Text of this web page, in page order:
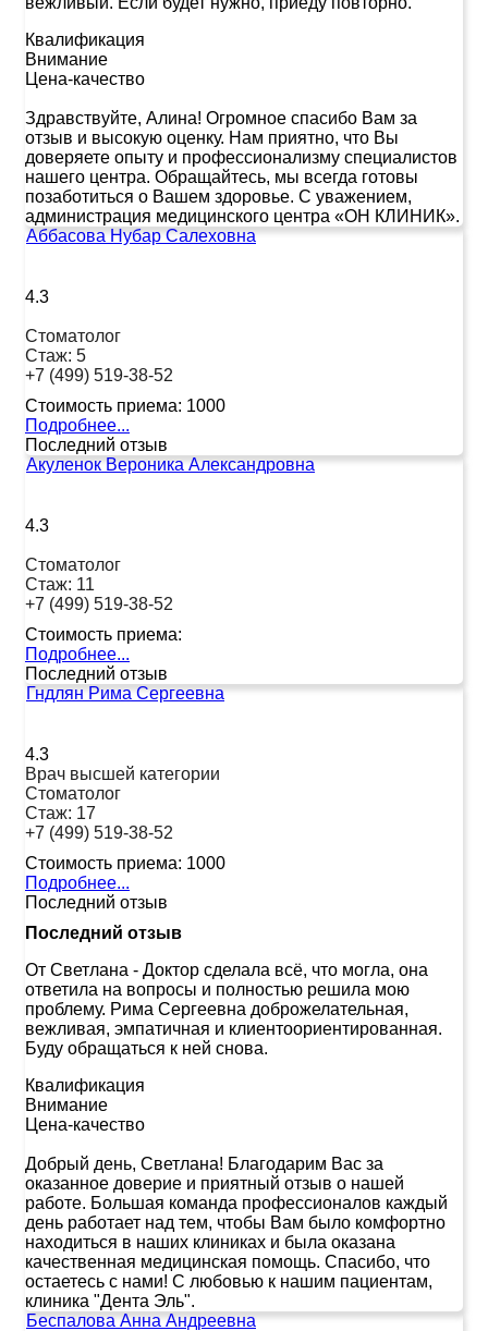
Квалификация
Внимание
Цена-качество
Здравствуйте, Алина! Огромное спасибо Вам за
отзыв и высокую оценку. Нам приятно, что Вы
доверяете опыту и профессионализму специалистов
нашего центра. Обращайтесь, мы всегда готовы
позаботиться о Вашем здоровье. С уважением,
администрация медицинского центра «ОН КЛИНИК».
Аббасова Нубар Салеховна
4.3
Стоматолог
Стаж: 5
+7 (499) 519-38-52
Стоимость приема: 1000
Подробнее...
Последний отзыв
Акуленок Вероника Александровна
4.3
Стоматолог
Стаж: 11
+7 (499) 519-38-52
Стоимость приема:
Подробнее...
Последний отзыв
Гндлян Рима Сергеевна
4.3
Врач высшей категории
Стоматолог
Стаж: 17
+7 (499) 519-38-52
Стоимость приема: 1000
Подробнее...
Последний отзыв
Последний отзыв
От Светлана - Доктор сделала всё, что могла, она
ответила на вопросы и полностью решила мою
проблему. Рима Сергеевна доброжелательная,
вежливая, эмпатичная и клиентоориентированная.
Буду обращаться к ней снова.
Квалификация
Внимание
Цена-качество
Добрый день, Светлана! Благодарим Вас за
оказанное доверие и приятный отзыв о нашей
работе. Большая команда профессионалов каждый
день работает над тем, чтобы Вам было комфортно
находиться в наших клиниках и была оказана
качественная медицинская помощь. Спасибо, что
остаетесь с нами! С любовью к нашим пациентам,
клиника "Дента Эль".
Беспалова Анна Андреевна